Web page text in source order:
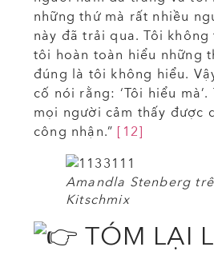
những thứ mà rất nhiều
này đã trải qua. Tôi
tôi hoàn toàn hiểu những
đúng là tôi không hiểu.
cố nói rằng: ‘Tôi hiểu
mọi người cảm thấy được
công nhận.” [12]
Amandla Stenberg
Kitschmix
TÓM LẠI